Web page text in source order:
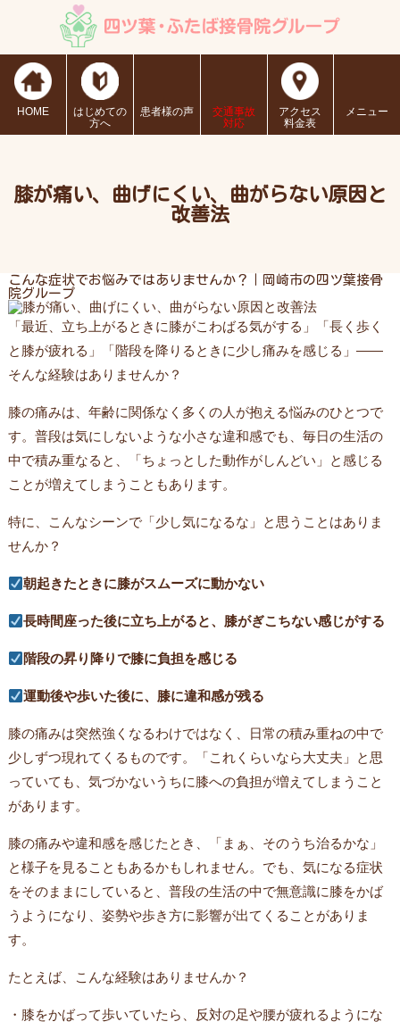
HOME
はじめての
方へ
患者様の声
交通事故
対応
アクセス
料金表
メニュー
膝が痛い、曲げにくい、曲がらない原因と
改善法
こんな症状でお悩みではありませんか？｜岡崎市の四ツ葉接骨
院グループ
「最近、立ち上がるときに膝がこわばる気がする」「長く歩く
と膝が疲れる」「階段を降りるときに少し痛みを感じる」——
そんな経験はありませんか？
膝の痛みは、年齢に関係なく多くの人が抱える悩みのひとつで
す。普段は気にしないような小さな違和感でも、毎日の生活の
中で積み重なると、「ちょっとした動作がしんどい」と感じる
ことが増えてしまうこともあります。
特に、こんなシーンで「少し気になるな」と思うことはありま
せんか？
朝起きたときに膝がスムーズに動かない
長時間座った後に立ち上がると、膝がぎこちない感じがする
階段の昇り降りで膝に負担を感じる
運動後や歩いた後に、膝に違和感が残る
膝の痛みは突然強くなるわけではなく、日常の積み重ねの中で
少しずつ現れてくるものです。「これくらいなら大丈夫」と思
っていても、気づかないうちに膝への負担が増えてしまうこと
があります。
膝の痛みや違和感を感じたとき、「まぁ、そのうち治るかな」
と様子を見ることもあるかもしれません。でも、気になる症状
をそのままにしていると、普段の生活の中で無意識に膝をかば
うようになり、姿勢や歩き方に影響が出てくることがありま
す。
たとえば、こんな経験はありませんか？
・膝をかばって歩いていたら、反対の足や腰が疲れるようにな